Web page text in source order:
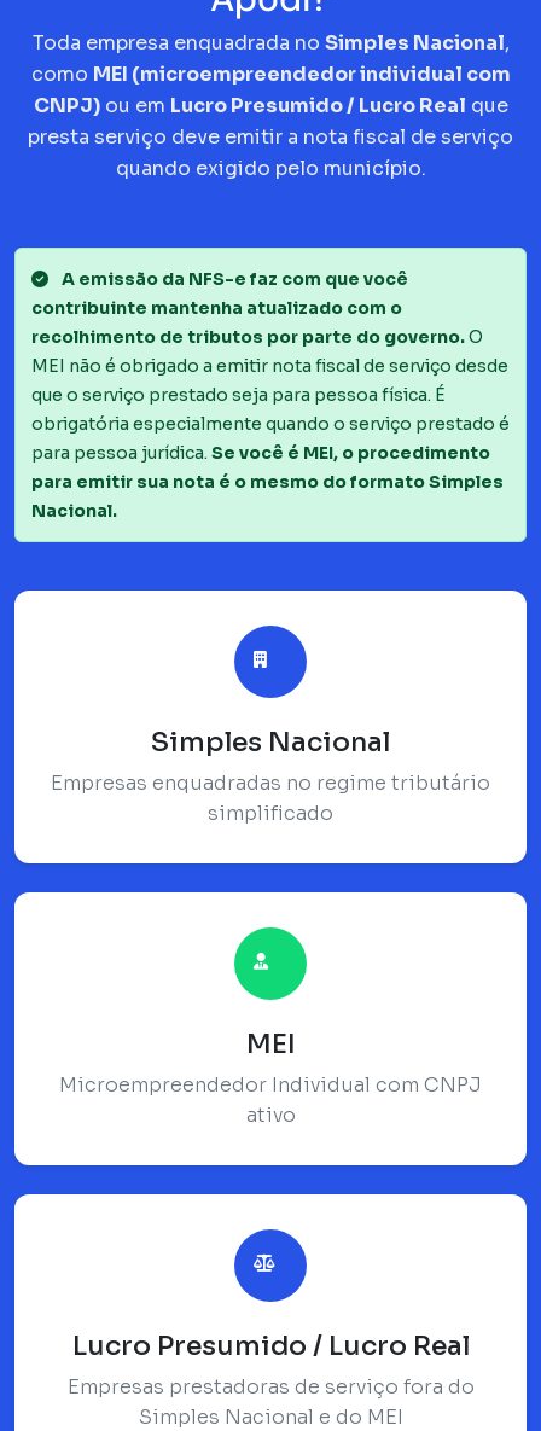
Toda empresa enquadrada no Simples Nacional,
como MEI (microempreendedor individual com
CNPJ)ou em Lucro Presumido / Lucro Real que
presta serviço deve emitir a nota fiscal de serviço
quando exigido pelo município.
A emissão da NFS-e faz com que você
contribuinte mantenha atualizado com o
recolhimento de tributos por parte do governo.O
MEI não é obrigado a emitir nota fiscal de serviço desde
que o serviço prestado seja para pessoa física. É
obrigatória especialmente quando o serviço prestado é
para pessoa jurídica. Se você é MEI, o procedimento
para emitir sua nota é o mesmo do formato Simples
Nacional.
Simples Nacional
Empresas enquadradas no regime tributário
simplificado
MEI
Microempreendedor Individual com CNPJ
ativo
Lucro Presumido / Lucro Real
Empresas prestadoras de serviço fora do
Simples Nacional e do MEI